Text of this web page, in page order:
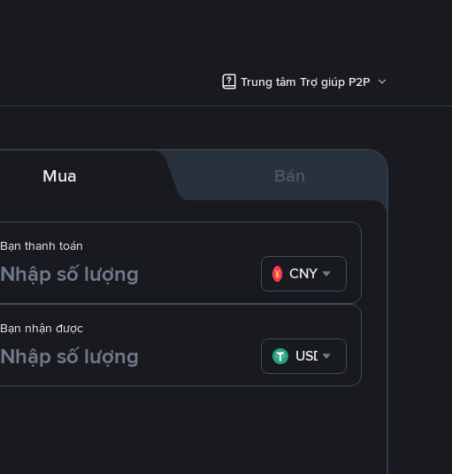
Trung tâm Trợ giúp P2P
Mua Bán
Bạn thanh toán
CNY
Bạn nhận được
USDT